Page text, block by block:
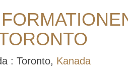
: Toronto, Kanada